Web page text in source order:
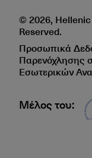
© 2026,
Reserved.
Προσωπικά
Παρενόχλησης
Εσωτερικών
Μέλος του: